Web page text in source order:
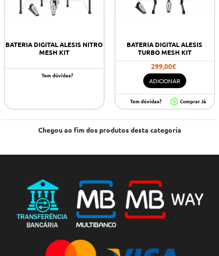
BATERIA DIGITAL ALESIS NITRO
MESH KIT
Tem dúvidas?
BATERIA DIGITAL ALESIS
TURBO MESH KIT
299,00€
ADICIONAR
Tem dúvidas? Comprar Já
Chegou ao fim dos produtos desta categoria